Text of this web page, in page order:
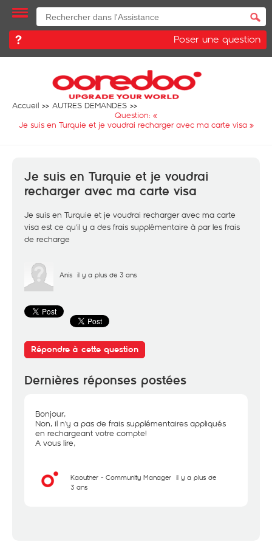
Poser une question
Accueil
AUTRES DEMANDES
Question: «
Je suis en Turquie et je voudrai recharger avec ma carte visa»
Je suis en Turquie et je voudrai
recharger avec ma carte visa
Je suis en Turquie et je voudrai recharger avec ma carte
visa est ce qu'il y a des frais supplémentaire à par les frais
de recharge
Anis il y a plus de 3 ans
Répondre à cette question
Dernières réponses postées
Bonjour,
Non, il n'y a pas de frais supplémentaires appliqués
en rechargeant votre compte!
A vous lire,
Kaouther - Community Manager il y a plus de
3 ans